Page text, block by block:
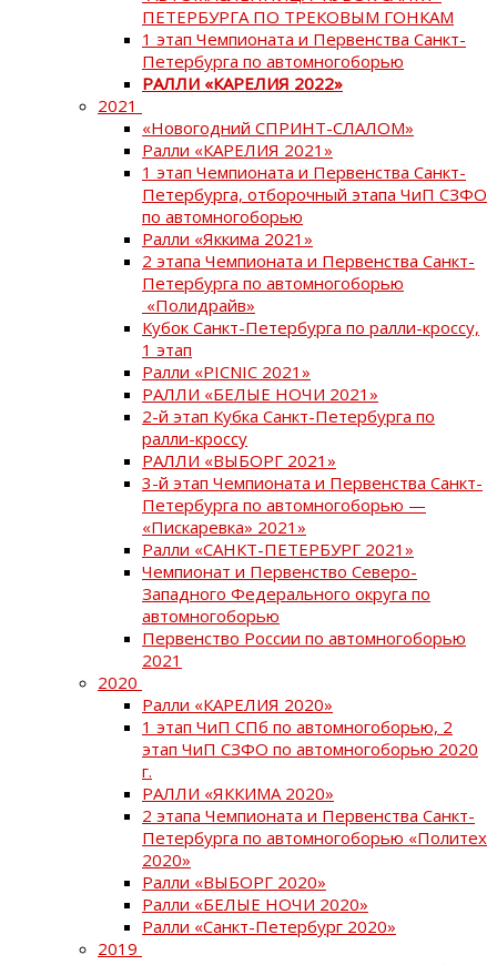
ПЕТЕРБУРГА ПО ТРЕКОВЫМ ГОНКАМ
1 этап Чемпионата и Первенства Санкт-
Петербурга по автомногоборью
РАЛЛИ «КАРЕЛИЯ 2022»
2021
«Новогодний СПРИНТ-СЛАЛОМ»
Ралли «КАРЕЛИЯ 2021»
1 этап Чемпионата и Первенства Санкт-
Петербурга, отборочный этапа ЧиП СЗФО
по автомногоборью
Ралли «Яккима 2021»
2 этапа Чемпионата и Первенства Санкт-
Петербурга по автомногоборью
«Полидрайв»
Кубок Санкт-Петербурга по ралли-кроссу,
1 этап
Ралли «PICNIC 2021»
РАЛЛИ «БЕЛЫЕ НОЧИ 2021»
2-й этап Кубка Санкт-Петербурга по
ралли-кроссу
РАЛЛИ «ВЫБОРГ 2021»
3-й этап Чемпионата и Первенства Санкт-
Петербурга по автомногоборью —
«Пискаревка» 2021»
Ралли «САНКТ-ПЕТЕРБУРГ 2021»
Чемпионат и Первенство Северо-
Западного Федерального округа по
автомногоборью
Первенство России по автомногоборью
2021
2020
Ралли «КАРЕЛИЯ 2020»
1 этап ЧиП СПб по автомногоборью, 2
этап ЧиП СЗФО по автомногоборью 2020
г.
РАЛЛИ «ЯККИМА 2020»
2 этапа Чемпионата и Первенства Санкт-
Петербурга по автомногоборью «Политех
2020»
Ралли «ВЫБОРГ 2020»
Ралли «БЕЛЫЕ НОЧИ 2020»
Ралли «Санкт-Петербург 2020»
2019